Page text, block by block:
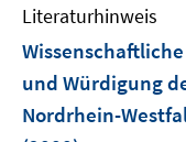
Literaturhinweis
und Würdigung
Nordrhein-